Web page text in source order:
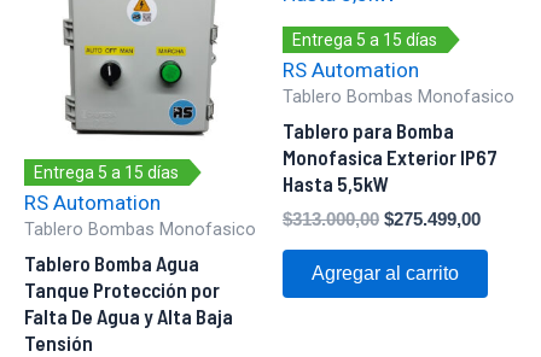
Entrega 5 a 15 días
RS Automation
Tablero Bombas Monofasico
Tablero Bomba Agua
Tanque Protección por
Falta De Agua y Alta Baja
Tensión
Entrega 5 a 15 días
RS Automation
Tablero Bombas Monofasico
Tablero para Bomba
Monofasica Exterior IP67
Hasta 5,5kW
$313.000,00 $275.499,00
Agregar al carrito